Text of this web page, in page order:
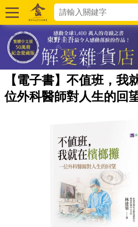
【電子書】不值班，我
位外科醫師對人生的回